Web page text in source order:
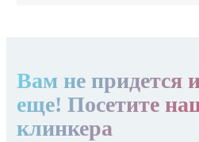
Вам не придется
еще! Посетите
клинкера